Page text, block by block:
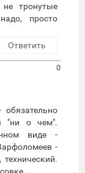
тронутые
просто
Ответить
0
"ни о чем".
виде -
-